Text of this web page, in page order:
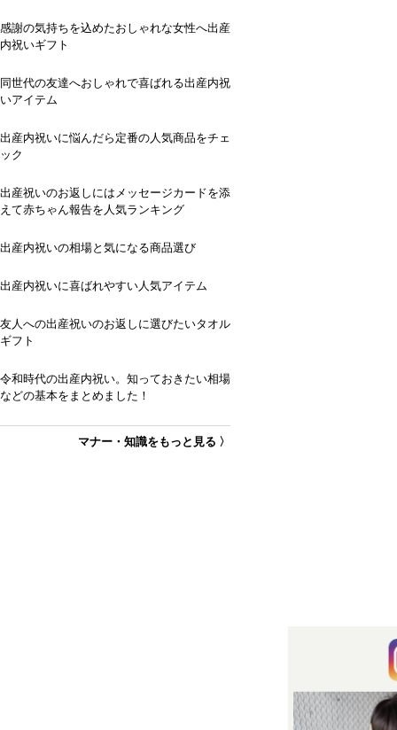
感謝の気持ちを込めたおしゃれな女性へ出産
内祝いギフト
同世代の友達へおしゃれで喜ばれる出産内祝
いアイテム
出産内祝いに悩んだら定番の人気商品をチェ
ック
出産祝いのお返しにはメッセージカードを添
えて赤ちゃん報告を人気ランキング
出産内祝いの相場と気になる商品選び
出産内祝いに喜ばれやすい人気アイテム
友人への出産祝いのお返しに選びたいタオル
ギフト
令和時代の出産内祝い。知っておきたい相場
などの基本をまとめました！
マナー・知識をもっと見る 〉